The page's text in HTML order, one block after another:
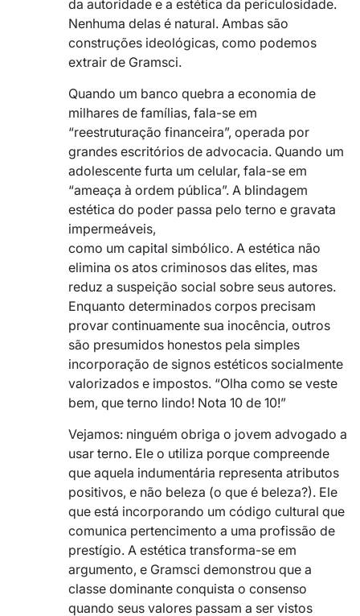
da autoridade e a estética da periculosidade.
Nenhuma delas é natural. Ambas são
construções ideológicas, como podemos
extrair de Gramsci.
Quando um banco quebra a economia de
milhares de famílias, fala-se em
“reestruturação financeira”, operada por
grandes escritórios de advocacia. Quando um
adolescente furta um celular, fala-se em
“ameaça à ordem pública”. A blindagem
estética do poder passa pelo terno e gravata
impermeáveis,
como um capital simbólico. A estética não
elimina os atos criminosos das elites, mas
reduz a suspeição social sobre seus autores.
Enquanto determinados corpos precisam
provar continuamente sua inocência, outros
são presumidos honestos pela simples
incorporação de signos estéticos socialmente
valorizados e impostos. “Olha como se veste
bem, que terno lindo! Nota 10 de 10!”
Vejamos: ninguém obriga o jovem advogado a
usar terno. Ele o utiliza porque compreende
que aquela indumentária representa atributos
positivos, e não beleza (o que é beleza?). Ele
que está incorporando um código cultural que
comunica pertencimento a uma profissão de
prestígio. A estética transforma-se em
argumento, e Gramsci demonstrou que a
classe dominante conquista o consenso
quando seus valores passam a ser vistos